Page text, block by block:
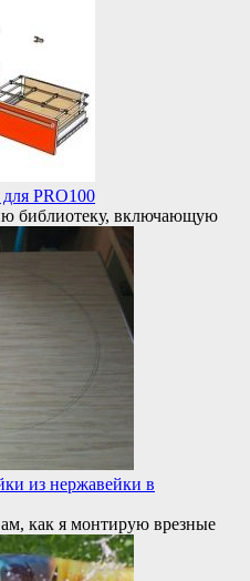
PRO100
библиотеку, включающую
из нержавейки в
как я монтирую врезные